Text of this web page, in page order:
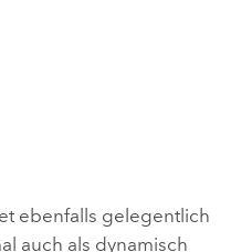
ebenfalls gelegentlich
auch als dynamisch